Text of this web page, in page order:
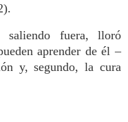
fuera, lloró
aprender de él –
y, segundo, la cura